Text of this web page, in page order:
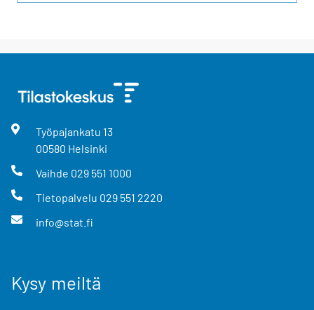
Työpajankatu 13
00580 Helsinki
Vaihde 029 551 1000
Tietopalvelu 029 551 2220
info@stat.fi
Kysy meiltä